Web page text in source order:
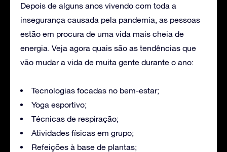
Depois de alguns anos vivendo com toda a
insegurança causada pela pandemia, as pessoas
estão em procura de uma vida mais cheia de
energia. Veja agora quais são as tendências que
vão mudar a vida de muita gente durante o ano:
Tecnologias focadas no bem-estar;
Yoga esportivo;
Técnicas de respiração;
Atividades físicas em grupo;
Refeições à base de plantas;